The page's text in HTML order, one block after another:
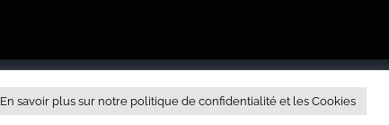
Facebook
En savoir plus sur notre politique de confidentialité et les Cookies